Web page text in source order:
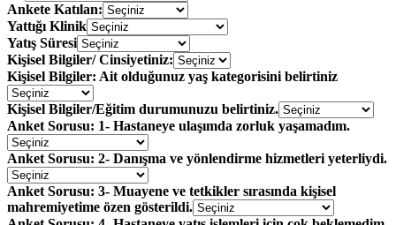
Ankete Katılan:
Yattığı Klinik
Yatış Süresi
Kişisel Bilgiler/ Cinsiyetiniz:
Kişisel Bilgiler: Ait olduğunuz yaş kategorisini belirtiniz
Kişisel Bilgiler/Eğitim durumunuzu belirtiniz.
Anket Sorusu: 1- Hastaneye ulaşımda zorluk yaşamadım.
Anket Sorusu: 2- Danışma ve yönlendirme hizmetleri yeterliydi.
Anket Sorusu: 3- Muayene ve tetkikler sırasında kişisel
mahremiyetime özen gösterildi.